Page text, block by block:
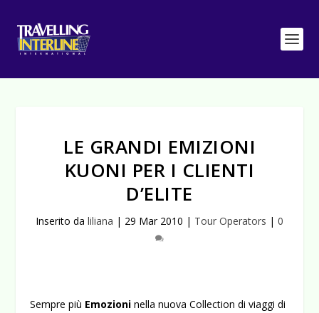
LE GRANDI EMIZIONI
KUONI PER I CLIENTI
D’ELITE
Inserito da liliana | 29 Mar 2010 | Tour Operators | 0
Sempre più Emozioninella nuova Collection di viaggi di